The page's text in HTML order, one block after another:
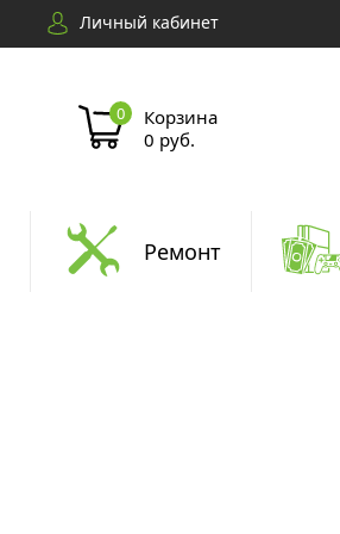
Личный кабинет
Корзина
0 руб.
Ремонт